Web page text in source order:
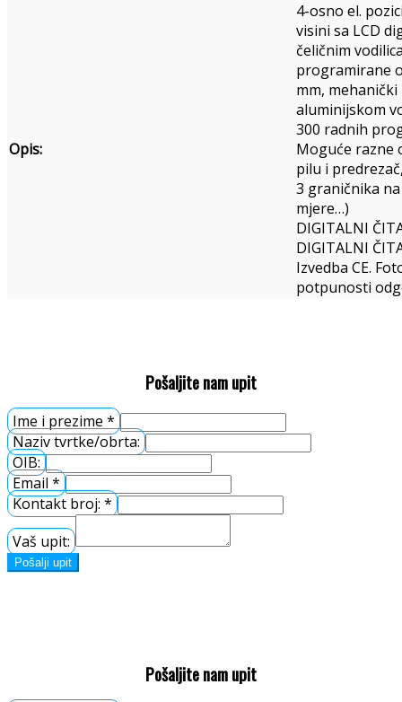
Opis:
4-osno el.
visini sa LCD
čeličnim
programirane
mm,
aluminijskom
300 radnih
Moguće razne
pilu i
3 graničnika
mjere…)
DIGITALNI
DIGITALNI
Izvedba CE.
potpunosti
Pošaljite nam upit
Ime i prezime *
Naziv tvrtke/obrta:
OIB:
Email *
Kontakt broj: *
Vaš upit:
Pošalji upit
Pošaljite nam upit